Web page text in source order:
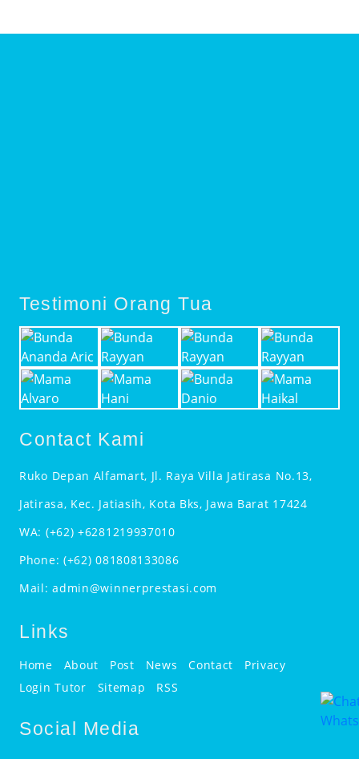
Testimoni Orang Tua
Contact Kami
Ruko Depan Alfamart, Jl. Raya Villa Jatirasa No.13,
Jatirasa, Kec. Jatiasih, Kota Bks, Jawa Barat 17424
WA: (+62) +6281219937010
Phone: (+62) 081808133086
Mail:admin@winnerprestasi.com
Links
Home About Post News Contact
Privacy
Login Tutor
Sitemap RSS
Social Media